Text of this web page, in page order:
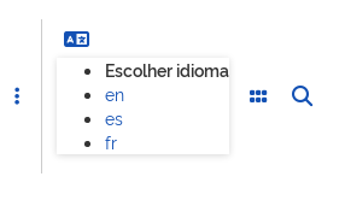
Escolher idioma
en
es
fr